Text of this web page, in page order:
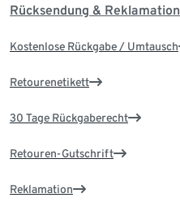
Rücksendung & Reklamation
Kostenlose Rückgabe / Umtausch
Retourenetikett
30 Tage Rückgaberecht
Retouren-Gutschrift
Reklamation